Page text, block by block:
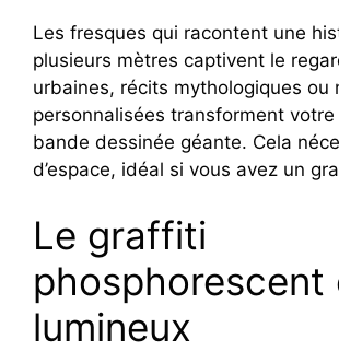
Les fresques qui racontent une
plusieurs mètres captivent le
urbaines, récits mythologiques ou
personnalisées transforment votre
bande dessinée géante. Cela
d’espace, idéal si vous avez un
Le graffiti
phosphorescent
lumineux